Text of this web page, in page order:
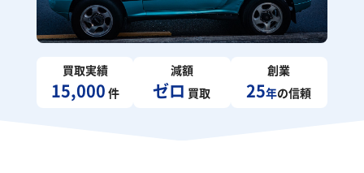
買取実績
15,000 件
減額
ゼロ 買取
創業
25年の信頼